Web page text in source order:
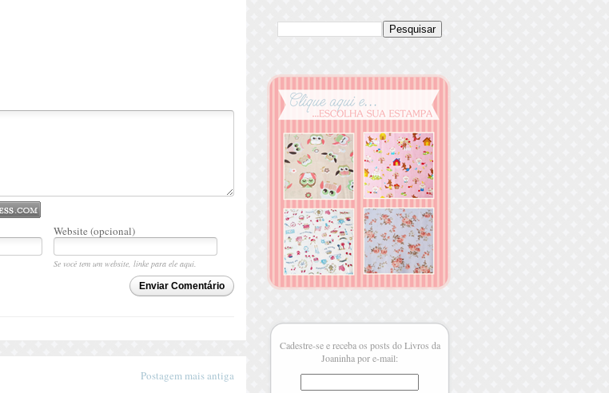
Website (opcional)
Se você tem um website, linke para ele aqui.
Enviar Comentário
Postagem mais antiga
Cadestre-se e receba os posts do Livros da
Joaninha por e-mail: